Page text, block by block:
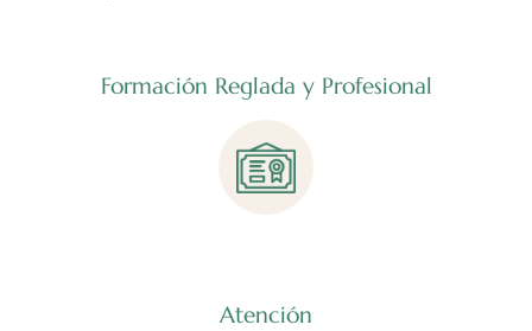
Formación Reglada y Profesional
Atención